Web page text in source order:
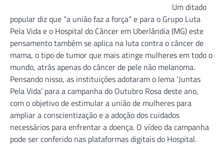
Um ditado
popular diz que “a união faz a força” e para o Grupo Luta
Pela Vida e o Hospital do Câncer em Uberlândia (MG) este
pensamento também se aplica na luta contra o câncer de
mama, o tipo de tumor que mais atinge mulheres em todo o
mundo, atrás apenas do câncer de pele não melanoma.
Pensando nisso, as instituições adotaram o lema ‘Juntas
Pela Vida’ para a campanha do Outubro Rosa deste ano,
com o objetivo de estimular a união de mulheres para
ampliar a conscientização e a adoção dos cuidados
necessários para enfrentar a doença. O vídeo da campanha
pode ser conferido nas plataformas digitais do Hospital.